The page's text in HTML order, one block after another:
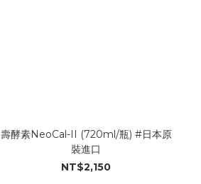
壽酵素NeoCal-II (720ml/瓶) #日本原
裝進口
NT$2,150